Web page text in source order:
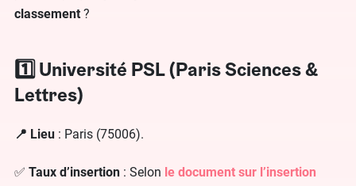
classement ?
1️⃣ Université PSL (Paris Sciences &
Lettres)
📍 Lieu : Paris (75006).
✅ Taux d’insertion : Selon le document sur l’insertion